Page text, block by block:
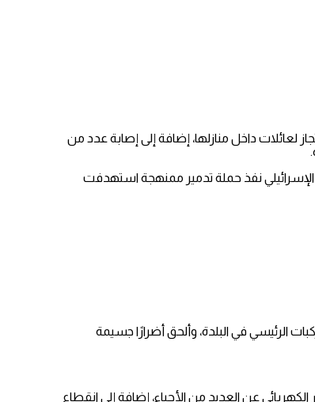
لعائلات داخل منازلها، إضافة إلى إصابة عدد من
نفذ حملة تدمير ممنهجة استهدفت
الرئيسي في البلدة، وألحق أضرارًا جسيمة
عن العديد من الأحياء، إضافة إلى انقطاع